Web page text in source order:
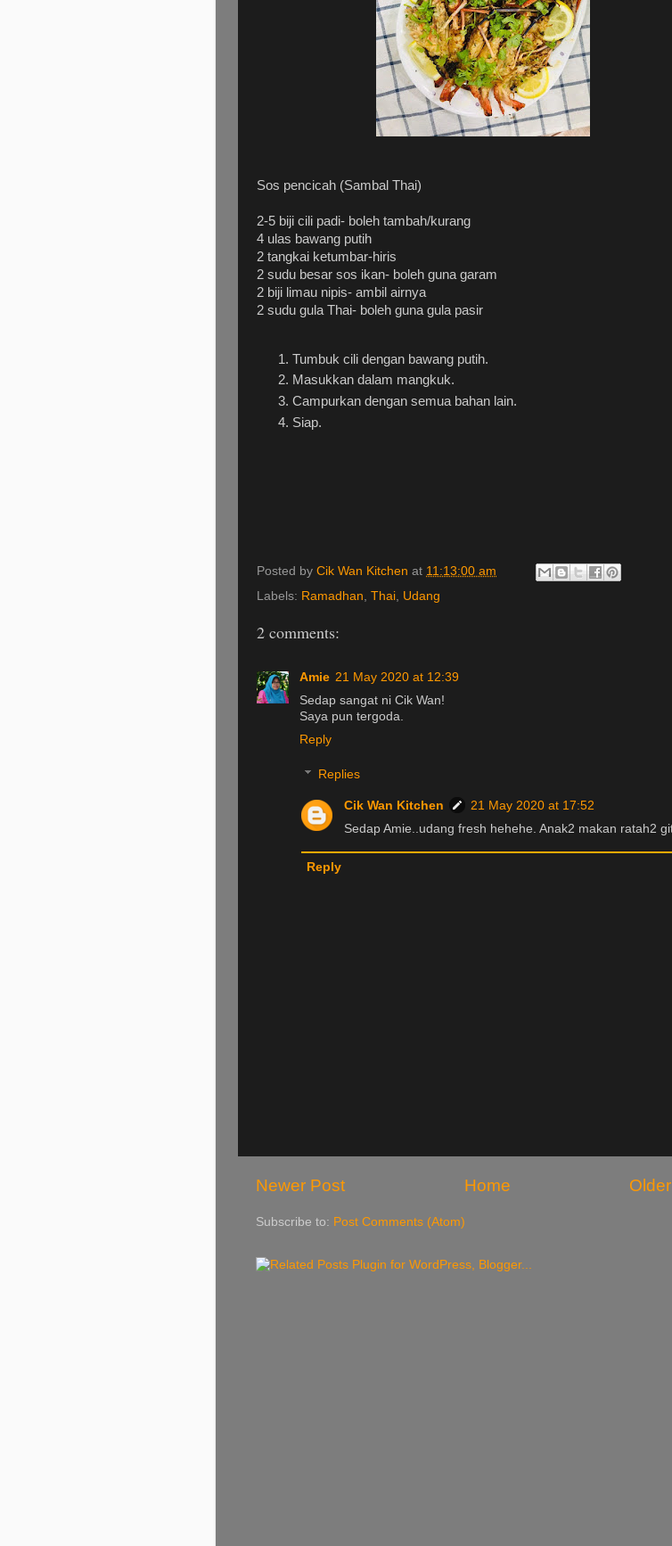
Sos pencicah (Sambal Thai)
2-5 biji cili padi- boleh tambah/kurang
4 ulas bawang putih
2 tangkai ketumbar-hiris
2 sudu besar sos ikan- boleh guna garam
2 biji limau nipis- ambil airnya
2 sudu gula Thai- boleh guna gula pasir
Tumbuk cili dengan bawang putih.
Masukkan dalam mangkuk.
Campurkan dengan semua bahan lain.
Siap.
Posted by Cik Wan Kitchen at 11:13:00 am
Labels: Ramadhan, Thai, Udang
2 comments:
Amie 21 May 2020 at 12:39
Sedap sangat ni Cik Wan!
Saya pun tergoda.
Reply
Replies
Cik Wan Kitchen
21 May 2020 at 17:52
Sedap Amie..udang fresh hehehe. Anak2 makan ratah2
Reply
Newer Post Home
Subscribe to: Post Comments (Atom)